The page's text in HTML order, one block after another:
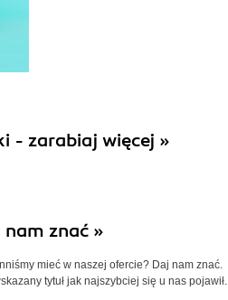
- zarabiaj więcej »
znać »
mieć w naszej ofercie? Daj nam znać.
tytuł jak najszybciej się u nas pojawił.